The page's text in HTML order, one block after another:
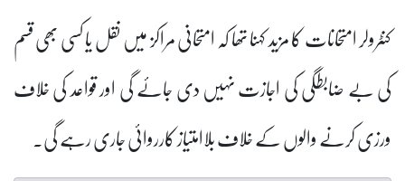
کنٹرولر امتحانات کا مزید کہنا تھا کہ امتحانی مراکز میں نقل یا کسی بھی قسم
کی بے ضابطگی کی اجازت نہیں دی جائے گی اور قواعد کی خلاف
ورزی کرنے والوں کے خلاف بلاامتیاز کارروائی جاری رہے گی۔